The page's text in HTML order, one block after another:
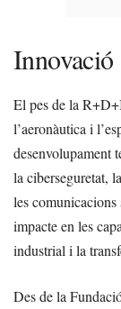
Innovació
El pes de la
l’aeronàutica i
desenvolupament
la ciberseguretat,
les comunicacions
impacte en les
industrial i la
Des de la